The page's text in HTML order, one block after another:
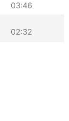
03:46
02:32